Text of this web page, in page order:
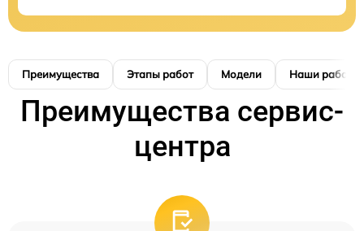
Преимущества Этапы работ Модели Наши работы
Преимущества сервис-
центра